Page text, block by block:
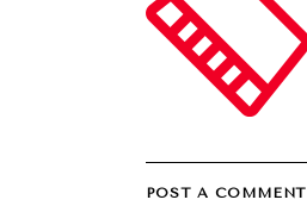
POST A COMMENT